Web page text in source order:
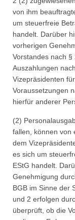
von ihm
um steuerfreie
handelt. Darüber
vorherigen
Vorstandes nach §
Auszahlungen
Vizepräsidenten
Voraussetzungen
hierfür anderer
(2)
fallen, können von
dem
es sich um
EStG handelt.
Genehmigung
BGB im Sinne der
und 2 erfolgen
überprüft, ob die